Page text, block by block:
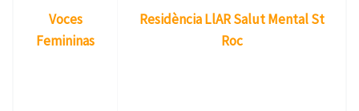
Voces
Femininas
Residència LlAR Salut Mental St
Roc